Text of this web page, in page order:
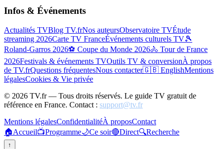
Infos & Événements
Actualités TVBlog TV.frNos auteursObservatoire TVÉtude
streaming 2026Carte TV FranceÉvénements culturels TV🎾
Roland-Garros 2026⚽ Coupe du Monde 2026🚴 Tour de France
2026Festivals & événements TVOutils TV & conversionÀ propos
de TV.frQuestions fréquentesNous contacter🇬🇧 EnglishMentions
légalesCookies & Vie privée
© 2026 TV.fr — Tous droits réservés. Le guide TV gratuit de
référence en France. Contact : support@tv.fr
Mentions légalesConfidentialitéÀ proposContact
🏠Accueil📺Programme🌙Ce soir🔴Direct🔍Recherche
↑